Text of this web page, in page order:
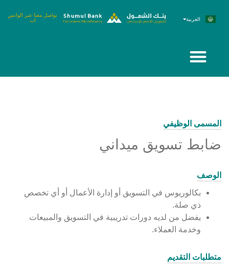
العربية
English
تواصل معنا عبر الواتس
اب
المسمى الوظيفي
ضابط تسويق ميداني
الوصف
بكالوريوس في التسويق أو إدارة الأعمال أو أي تخصص
ذي صلة.
يفضل من لديه دورات تدريبية في التسويق والمبيعات
وخدمة العملاء.
متطلبات التقديم